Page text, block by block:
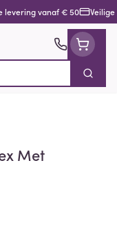
levering vanaf € 50
Zoek
Met